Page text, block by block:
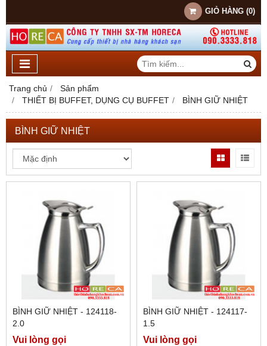
GIỎ HÀNG (0)
Trang chủ
Sản phẩm
THIẾT BỊ BUFFET, DỤNG CỤ BUFFET
BÌNH GIỮ NHIỆT
BÌNH GIỮ NHIỆT
BÌNH GIỮ NHIỆT - 124118-
2.0
Vui lòng gọi
BÌNH GIỮ NHIỆT - 124117-
1.5
Vui lòng gọi